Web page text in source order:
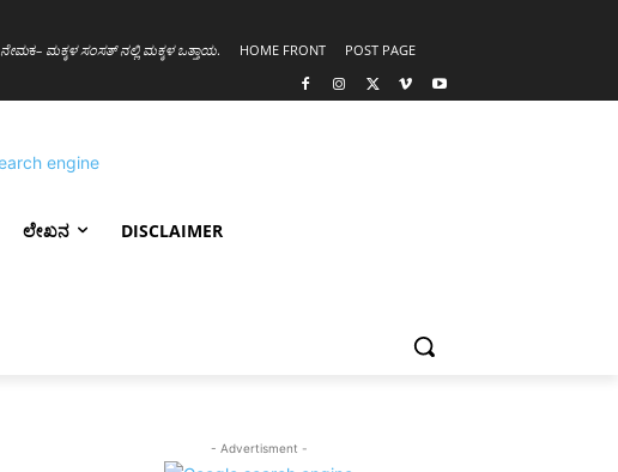
ನೇಮಕ– ಮಕ್ಕಳ ಸಂಸತ್ ನಲ್ಲಿ ಮಕ್ಕಳ ಒತ್ತಾಯ. HOME FRONT POST PAGE
ಲೇಖನ DISCLAIMER
- Advertisment -